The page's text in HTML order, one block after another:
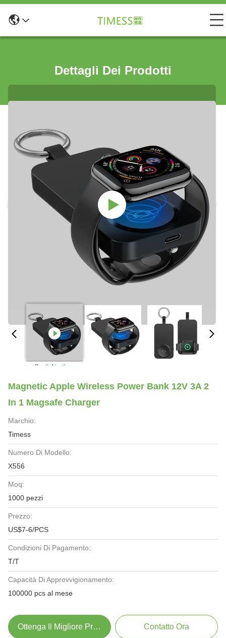
Dettagli Dei Prodotti
Magnetic Apple Wireless Power Bank 12V 3A 2
In 1 Magsafe Charger
Marchio:
Timess
Numero Di Modello:
X556
Moq:
1000 pezzi
Prezzo:
US$7-6/PCS
Condizioni Di Pagamento:
T/T
Capacità Di Approvvigionamento:
100000 pcs al mese
Ottenga Il Migliore Prezzo Contatto Ora